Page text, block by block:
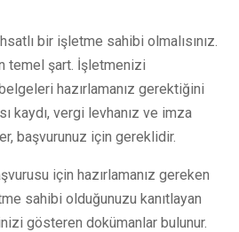
bir işletme sahibi olmalısınız.
temel şart. İşletmenizi
hazırlamanız gerektiğini
kaydı, vergi levhanız ve imza
başvurunuz için gereklidir.
için hazırlamanız gereken
sahibi olduğunuzu kanıtlayan
gösteren dokümanlar bulunur.